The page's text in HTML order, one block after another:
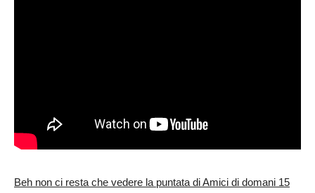
Beh non ci resta che vedere la puntata di Amici di domani 15